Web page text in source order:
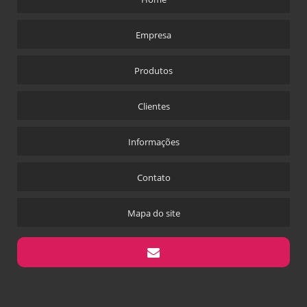
Empresa
Produtos
Clientes
Informações
Contato
Mapa do site